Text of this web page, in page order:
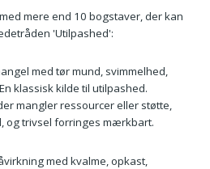
mere end 10 bogstaver, der kan
'Utilpashed':
med tør mund, svimmelhed,
klassisk kilde til utilpashed.
mangler ressourcer eller støtte,
og trivsel forringes mærkbart.
med kvalme, opkast,